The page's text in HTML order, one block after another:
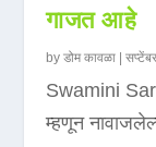
गाजत आहे
byडोम कावळा |
Swamini
म्हणून